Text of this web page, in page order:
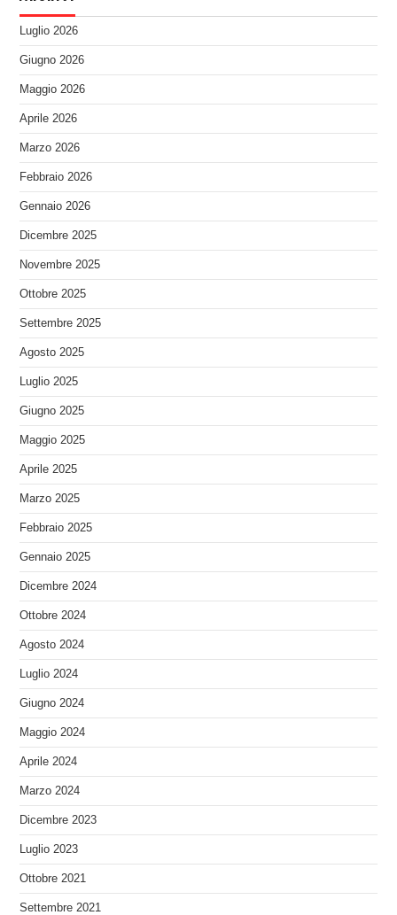
Luglio 2026
Giugno 2026
Maggio 2026
Aprile 2026
Marzo 2026
Febbraio 2026
Gennaio 2026
Dicembre 2025
Novembre 2025
Ottobre 2025
Settembre 2025
Agosto 2025
Luglio 2025
Giugno 2025
Maggio 2025
Aprile 2025
Marzo 2025
Febbraio 2025
Gennaio 2025
Dicembre 2024
Ottobre 2024
Agosto 2024
Luglio 2024
Giugno 2024
Maggio 2024
Aprile 2024
Marzo 2024
Dicembre 2023
Luglio 2023
Ottobre 2021
Settembre 2021